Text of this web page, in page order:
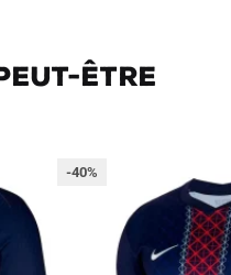
être
-40%